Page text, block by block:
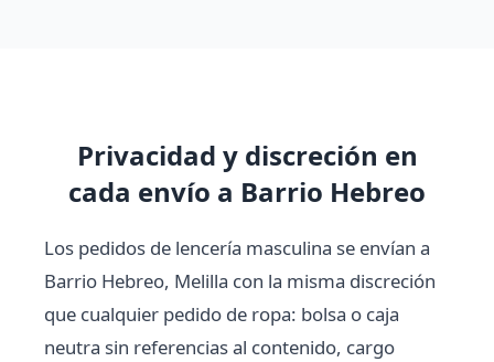
Privacidad y discreción en
cada envío a Barrio Hebreo
Los pedidos de lencería masculina se envían a
Barrio Hebreo, Melilla con la misma discreción
que cualquier pedido de ropa: bolsa o caja
neutra sin referencias al contenido, cargo